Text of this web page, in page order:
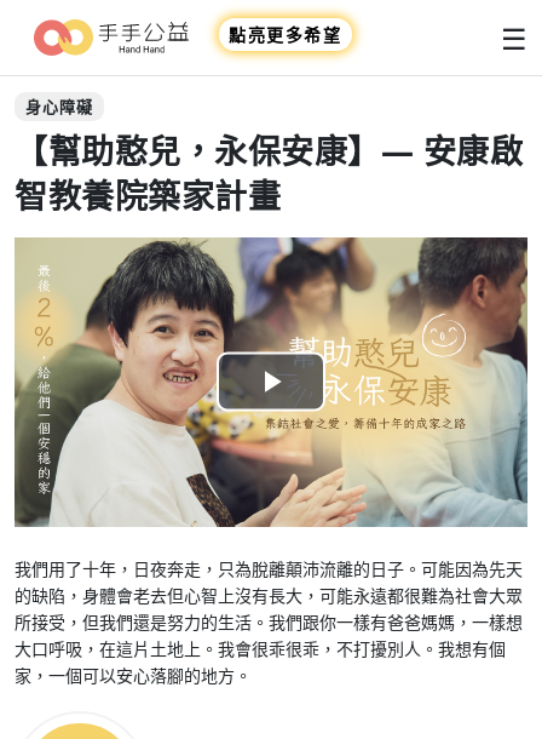
點亮更多希望 ☰
身心障礙
【幫助憨兒，永保安康】— 安康啟
智教養院築家計畫
Play
Video
我們用了十年，日夜奔走，只為脫離顛沛流離的日子。可能因為先天
的缺陷，身體會老去但心智上沒有長大，可能永遠都很難為社會大眾
所接受，但我們還是努力的生活。我們跟你一樣有爸爸媽媽，一樣想
大口呼吸，在這片土地上。我會很乖很乖，不打擾別人。我想有個
家，一個可以安心落腳的地方。